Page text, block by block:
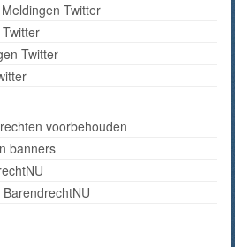
Twitter
Twitter
voorbehouden
banners